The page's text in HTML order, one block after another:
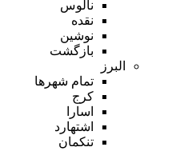
نالوس
نقده
نوشین
بازگشت
البرز
تمام شهر‌ها
کرج
اسارا
اشتهارد
تنکمان